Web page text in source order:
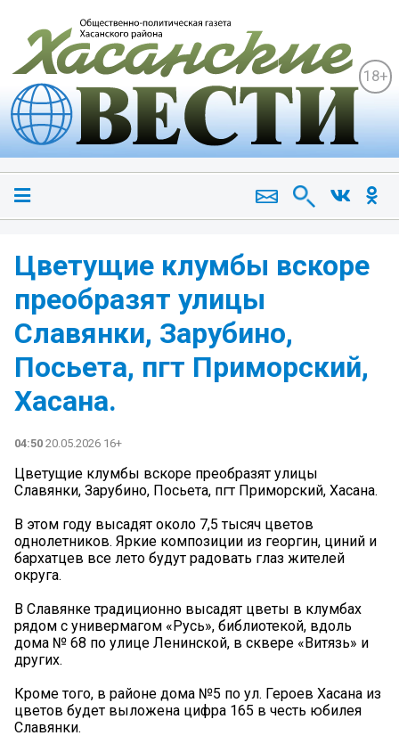
18+
Цветущие клумбы вскоре
преобразят улицы
Славянки, Зарубино,
Посьета, пгт Приморский,
Хасана.
04:50 20.05.2026 16+
Цветущие клумбы вскоре преобразят улицы
Славянки, Зарубино, Посьета, пгт Приморский, Хасана.
В этом году высадят около 7,5 тысяч цветов
однолетников. Яркие композиции из георгин, циний и
бархатцев все лето будут радовать глаз жителей
округа.
В Славянке традиционно высадят цветы в клумбах
рядом с универмагом «Русь», библиотекой, вдоль
дома № 68 по улице Ленинской, в сквере «Витязь» и
других.
Кроме того, в районе дома №5 по ул. Героев Хасана из
цветов будет выложена цифра 165 в честь юбилея
Славянки.